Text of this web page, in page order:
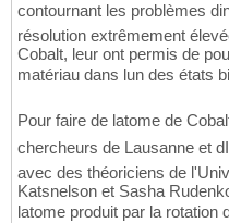
contournant les problèmes
résolution extrêmement
Cobalt, leur ont permis de
matériau dans lun des états
Pour faire de latome de
chercheurs de Lausanne et
avec des théoriciens de
Katsnelson et Sasha
latome produit par la